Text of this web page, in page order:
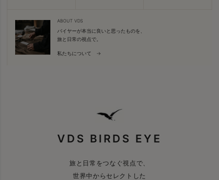
ABOUT VDS
バイヤーが本当に良いと思ったものを、
旅と日常の視点で。
私たちについて →
VDS BIRDS EYE
旅と日常をつなぐ視点で、
世界中からセレクトした